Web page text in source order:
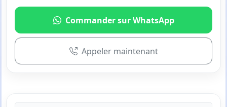
Commander sur WhatsApp
Appeler maintenant